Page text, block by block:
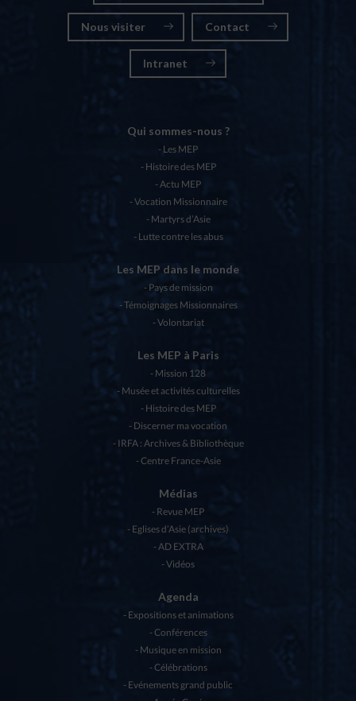
Nous visiter Contact
Intranet
Qui sommes-nous ?
Les MEP
Histoire des MEP
Actu MEP
Vocation Missionnaire
Martyrs d’Asie
Lutte contre les abus
Les MEP dans le monde
Pays de mission
Témoignages Missionnaires
Volontariat
Les MEP à Paris
Mission 128
Musée et activités culturelles
Histoire des MEP
Discerner ma vocation
IRFA : Archives & Bibliothèque
Centre France-Asie
Médias
Revue MEP
Eglises d’Asie (archives)
AD EXTRA
Vidéos
Agenda
Expositions et animations
Conférences
Musique en mission
Célébrations
Evénements grand public